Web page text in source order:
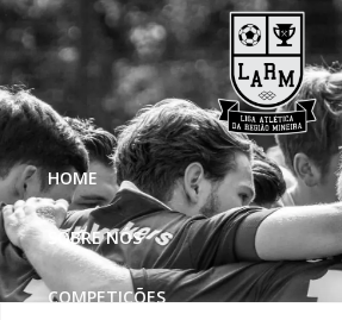
HOME
SOBRE NÓS
COMPETIÇÕES